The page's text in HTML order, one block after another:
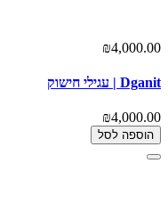
₪4,000.00
Dganit | עגילי חישוק
₪4,000.00
הוספה לסל